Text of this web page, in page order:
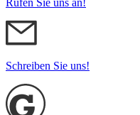
Rufen Sie uns an!
Schreiben Sie uns!